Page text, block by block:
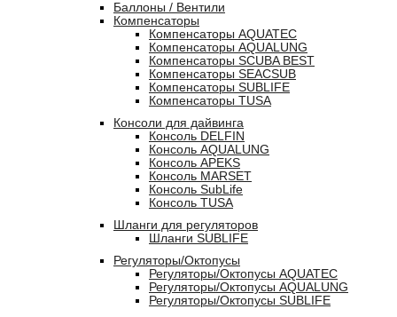
Баллоны / Вентили
Компенсаторы
Компенсаторы AQUATEC
Компенсаторы AQUALUNG
Компенсаторы SCUBA BEST
Компенсаторы SEACSUB
Компенсаторы SUBLIFE
Компенсаторы TUSA
Консоли для дайвинга
Консоль DELFIN
Консоль AQUALUNG
Консоль APEKS
Консоль MARSET
Консоль SubLife
Консоль TUSA
Шланги для регуляторов
Шланги SUBLIFE
Регуляторы/Октопусы
Регуляторы/Октопусы AQUATEC
Регуляторы/Октопусы AQUALUNG
Регуляторы/Октопусы SUBLIFE